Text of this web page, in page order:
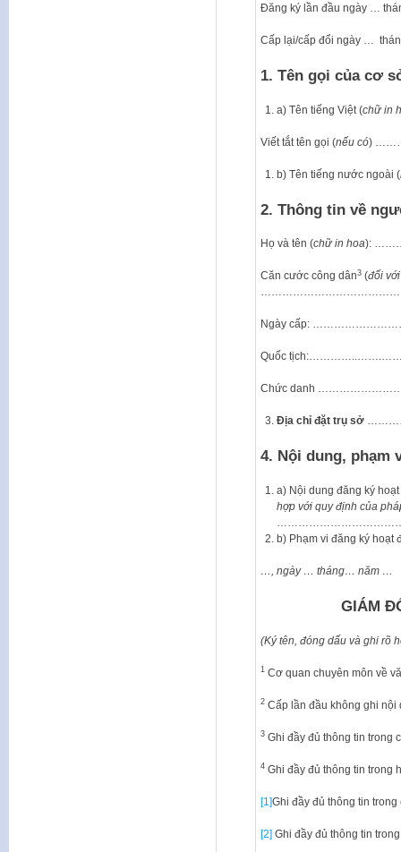
Đăng ký lần đầu ngày …
Cấp lại/cấp đổi ngày …
1. Tên gọi của cơ
a) Tên tiếng Việt (chữ in
Viết tắt tên gọi (nếu có)
b) Tên tiếng nước ngoài (
2. Thông tin về
Họ và tên (chữ in hoa):
Căn cước công dân3(đối với
Ngày cấp:
Quốc
Chức danh
Địa chỉ đặt trụ sở
4. Nội dung, phạm
a) Nội dung đăng ký
hợp với quy định của
b) Phạm vi đăng
…, ngày … tháng… năm …
GIÁM
(Ký tên, đóng dấu và ghi rõ
1Cơ quan chuyên môn về
2Cấp lần đầu không ghi nội
3Ghi đầy đủ thông tin trong
4Ghi đầy đủ thông tin trong
[1]Ghi đầy đủ thông tin
[2] Ghi đầy đủ thông tin